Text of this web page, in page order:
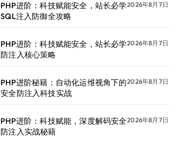
PHP进阶：科技赋能安全，站长必学
SQL注入防御全攻略
2026年8月7日
PHP进阶：科技赋能安全，站长必学
防注入核心策略
2026年8月7日
PHP进阶秘籍：自动化运维视角下的
安全防注入科技实战
2026年8月7日
PHP进阶：科技赋能，深度解码安全
防注入实战秘籍
2026年8月7日